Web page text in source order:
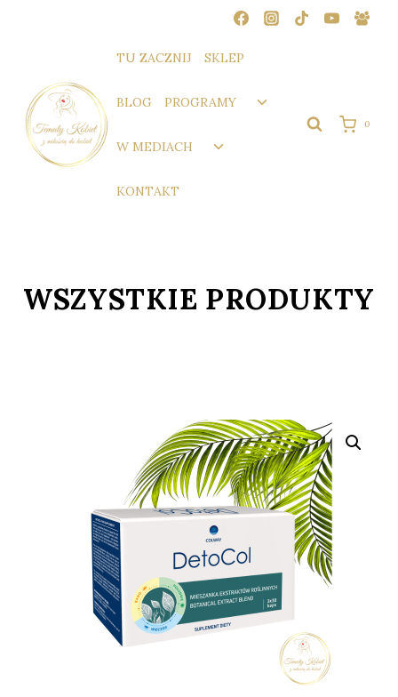
TU ZACZNIJ SKLEP
BLOG PROGRAMY
Przełącz
podrzędne
W MEDIACH
Przełącz
KONTAKT
0
WSZYSTKIE PRODUKTY